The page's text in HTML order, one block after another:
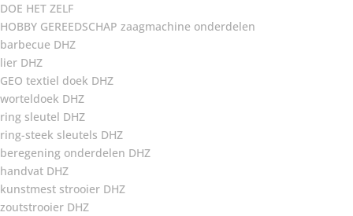
DOE HET ZELF
HOBBY GEREEDSCHAP zaagmachine onderdelen
barbecue DHZ
lier DHZ
GEO textiel doek DHZ
worteldoek DHZ
ring sleutel DHZ
ring-steek sleutels DHZ
beregening onderdelen DHZ
handvat DHZ
kunstmest strooier DHZ
zoutstrooier DHZ